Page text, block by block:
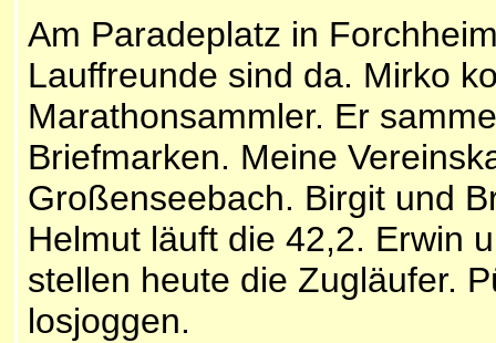
Am Paradeplatz in
Lauffreunde sind da. Mirko
Marathonsammler. Er
Briefmarken. Meine
Großenseebach. Birgit und
Helmut läuft die 42,2. Erwin
stellen heute die Zugläufer.
losjoggen.